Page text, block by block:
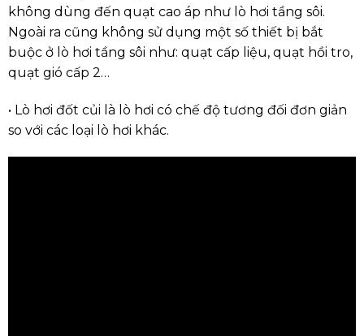
không dùng đến quạt cao áp như lò hơi tầng sôi.
Ngoài ra cũng không sử dụng một số thiết bị bắt
buộc ở lò hơi tầng sôi như: quạt cấp liệu, quạt hồi tro,
quạt gió cấp 2…
• Lò hơi đốt củi là lò hơi có chế độ tương đối đơn giản
so với các loại lò hơi khác.